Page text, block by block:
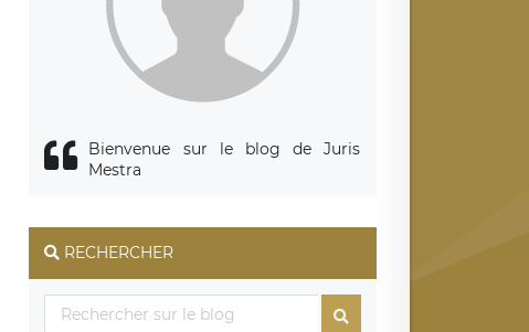
Bienvenue sur le blog de Juris
Mestra
RECHERCHER